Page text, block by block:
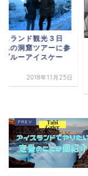
スランド観光３日
氷の洞窟ツアーに参
ブルーアイスケー
2018年11月25日